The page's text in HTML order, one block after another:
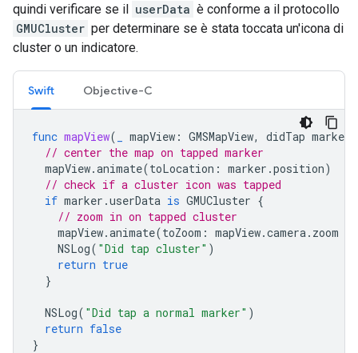
quindi verificare se il userData è conforme a il protocollo
GMUCluster per determinare se è stata toccata un'icona di
cluster o un indicatore.
Swift Objective-C
func mapView( mapView : GMSMapView, didTap marker
// center the map on tapped marker
mapView.animate(toLocation : marker .position)
// check if a cluster icon was tapped
if marker .userData is GMUCluster {
// zoom in on tapped cluster
mapView.animate(toZoom : mapView.camera . zoom
NSLog( "Did tap cluster" )
return true
}
NSLog( "Did tap a normal marker" )
return false
}